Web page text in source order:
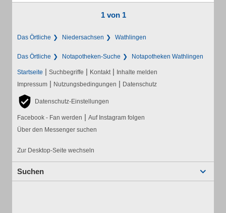
1 von 1
Das Örtliche Niedersachsen Wathlingen
Das Örtliche Notapotheken-Suche Notapotheken Wathlingen
Startseite | Suchbegriffe | Kontakt | Inhalte melden
Impressum | Nutzungsbedingungen | Datenschutz
Datenschutz-Einstellungen
Facebook - Fan werden | Auf Instagram folgen
Über den Messenger suchen
Zur Desktop-Seite wechseln
Suchen